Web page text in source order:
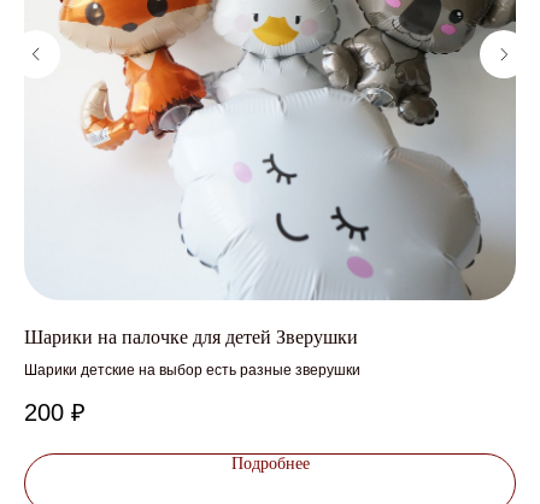
Шарики на палочке для детей Зверушки
Шарики детские на выбор есть разные зверушки
200 ₽
Подробнее